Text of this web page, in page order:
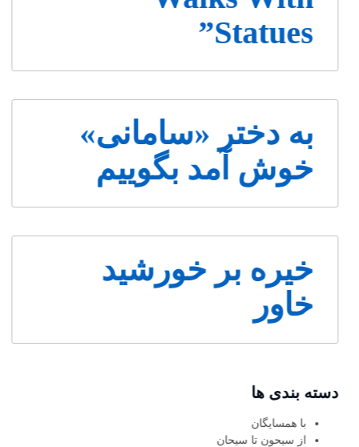
Statues”
به دختر «سامانی»
خوش آمد بگوییم
خیره بر خورشید
خاور
دسته بندی ها
با همسایگان
از سیحون تا سیحان